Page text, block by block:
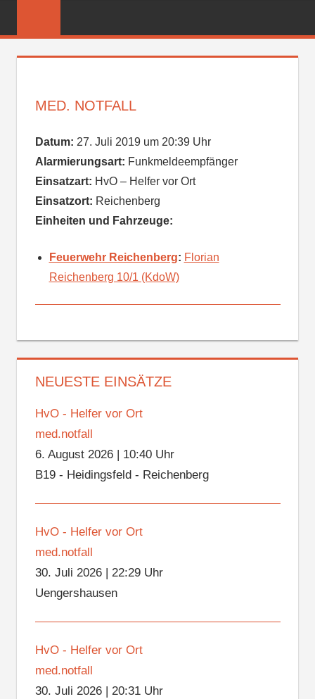
FEUERWEHR
MED. NOTFALL
Datum: 27. Juli 2019 um 20:39 Uhr
Alarmierungsart: Funkmeldeempfänger
Einsatzart: HvO – Helfer vor Ort
Einsatzort: Reichenberg
Einheiten und Fahrzeuge:
Feuerwehr Reichenberg: Florian
Reichenberg 10/1 (KdoW)
NEUESTE EINSÄTZE
HvO - Helfer vor Ort
med.notfall
6. August 2026| 10:40 Uhr
B19 - Heidingsfeld - Reichenberg
HvO - Helfer vor Ort
med.notfall
30. Juli 2026| 22:29 Uhr
Uengershausen
HvO - Helfer vor Ort
med.notfall
30. Juli 2026| 20:31 Uhr